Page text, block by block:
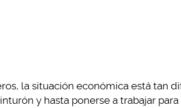
la situación económica está tan
y hasta ponerse a trabajar